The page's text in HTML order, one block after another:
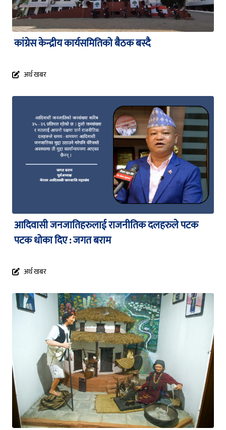
कांग्रेस केन्द्रीय कार्यसमितिको बैठक बस्दै
अर्थ खबर
आदिवासी जनजातिहरुलाई राजनीतिक दलहरुले पटक
पटक धोका दिए : जगत बराम
अर्थ खबर